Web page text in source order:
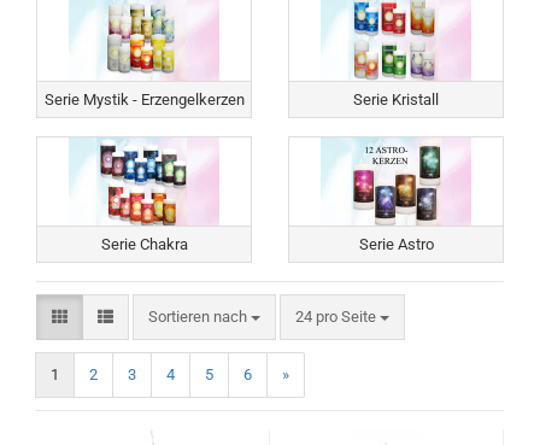
Serie Mystik - Erzengelkerzen Serie Kristall
Serie Chakra Serie Astro
Sortieren nach
Sortieren nach 24 pro Seite
pro Seite
1 2 3 4 5 6 »